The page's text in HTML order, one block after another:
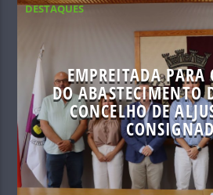
DESTAQUES
EMPREITADA PARA
DO ABASTECIMENTO
CONCELHO DE